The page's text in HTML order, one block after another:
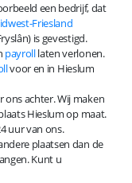
een bedrijf, dat
Friesland
is gevestigd.
payrolllaten verlonen.
voor en in Hieslum
ons achter. Wij maken
Hieslum op maat.
uur van ons.
plaatsen dan de
Kunt u